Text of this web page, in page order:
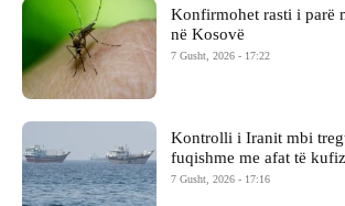
Konfirmohet rasti i parë
në Kosovë
7 Gusht, 2026 - 17:22
Kontrolli i Iranit mbi
fuqishme me afat të
7 Gusht, 2026 - 17:16